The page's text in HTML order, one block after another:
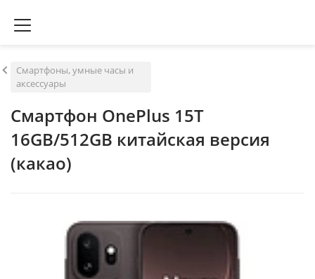
Смартфоны, умные часы и
аксессуары
Смартфон OnePlus 15T
16GB/512GB китайская версия
(какао)